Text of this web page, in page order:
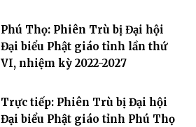
Phú Thọ: Phiên Trù bị Đại hội
Đại biểu Phật giáo tỉnh lần thứ
VI, nhiệm kỳ 2022-2027
Trực tiếp: Phiên Trù bị Đại hội
Đại biểu Phật giáo tỉnh Phú Thọ